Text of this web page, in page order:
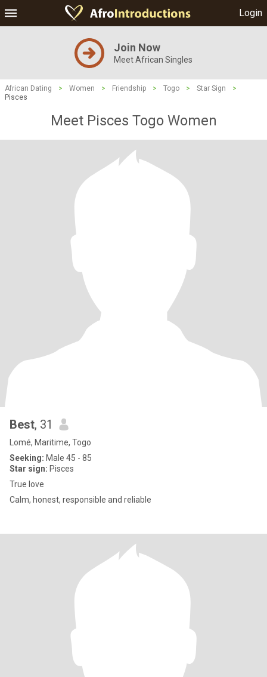
Login
Join Now
Meet African Singles
African Dating > Women > Friendship > Togo > Star Sign
>
Pisces
Meet Pisces Togo Women
Best, 31
Lomé, Maritime, Togo
Seeking: Male 45 - 85
Star sign: Pisces
True love
Calm, honest, responsible and reliable